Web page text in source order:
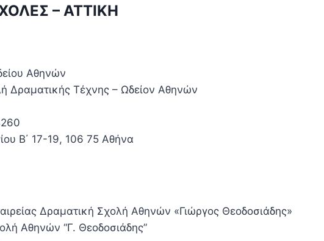
– ΑΤΤΙΚΗ
Αθηνών
Δραματικής Τέχνης – Ωδείον Αθηνών
Β΄ 17-19, 106 75 Αθήνα
Δραματική Σχολή Αθηνών «Γιώργος Θεοδοσιάδης»
Αθηνών “Γ. Θεοδοσιάδης”